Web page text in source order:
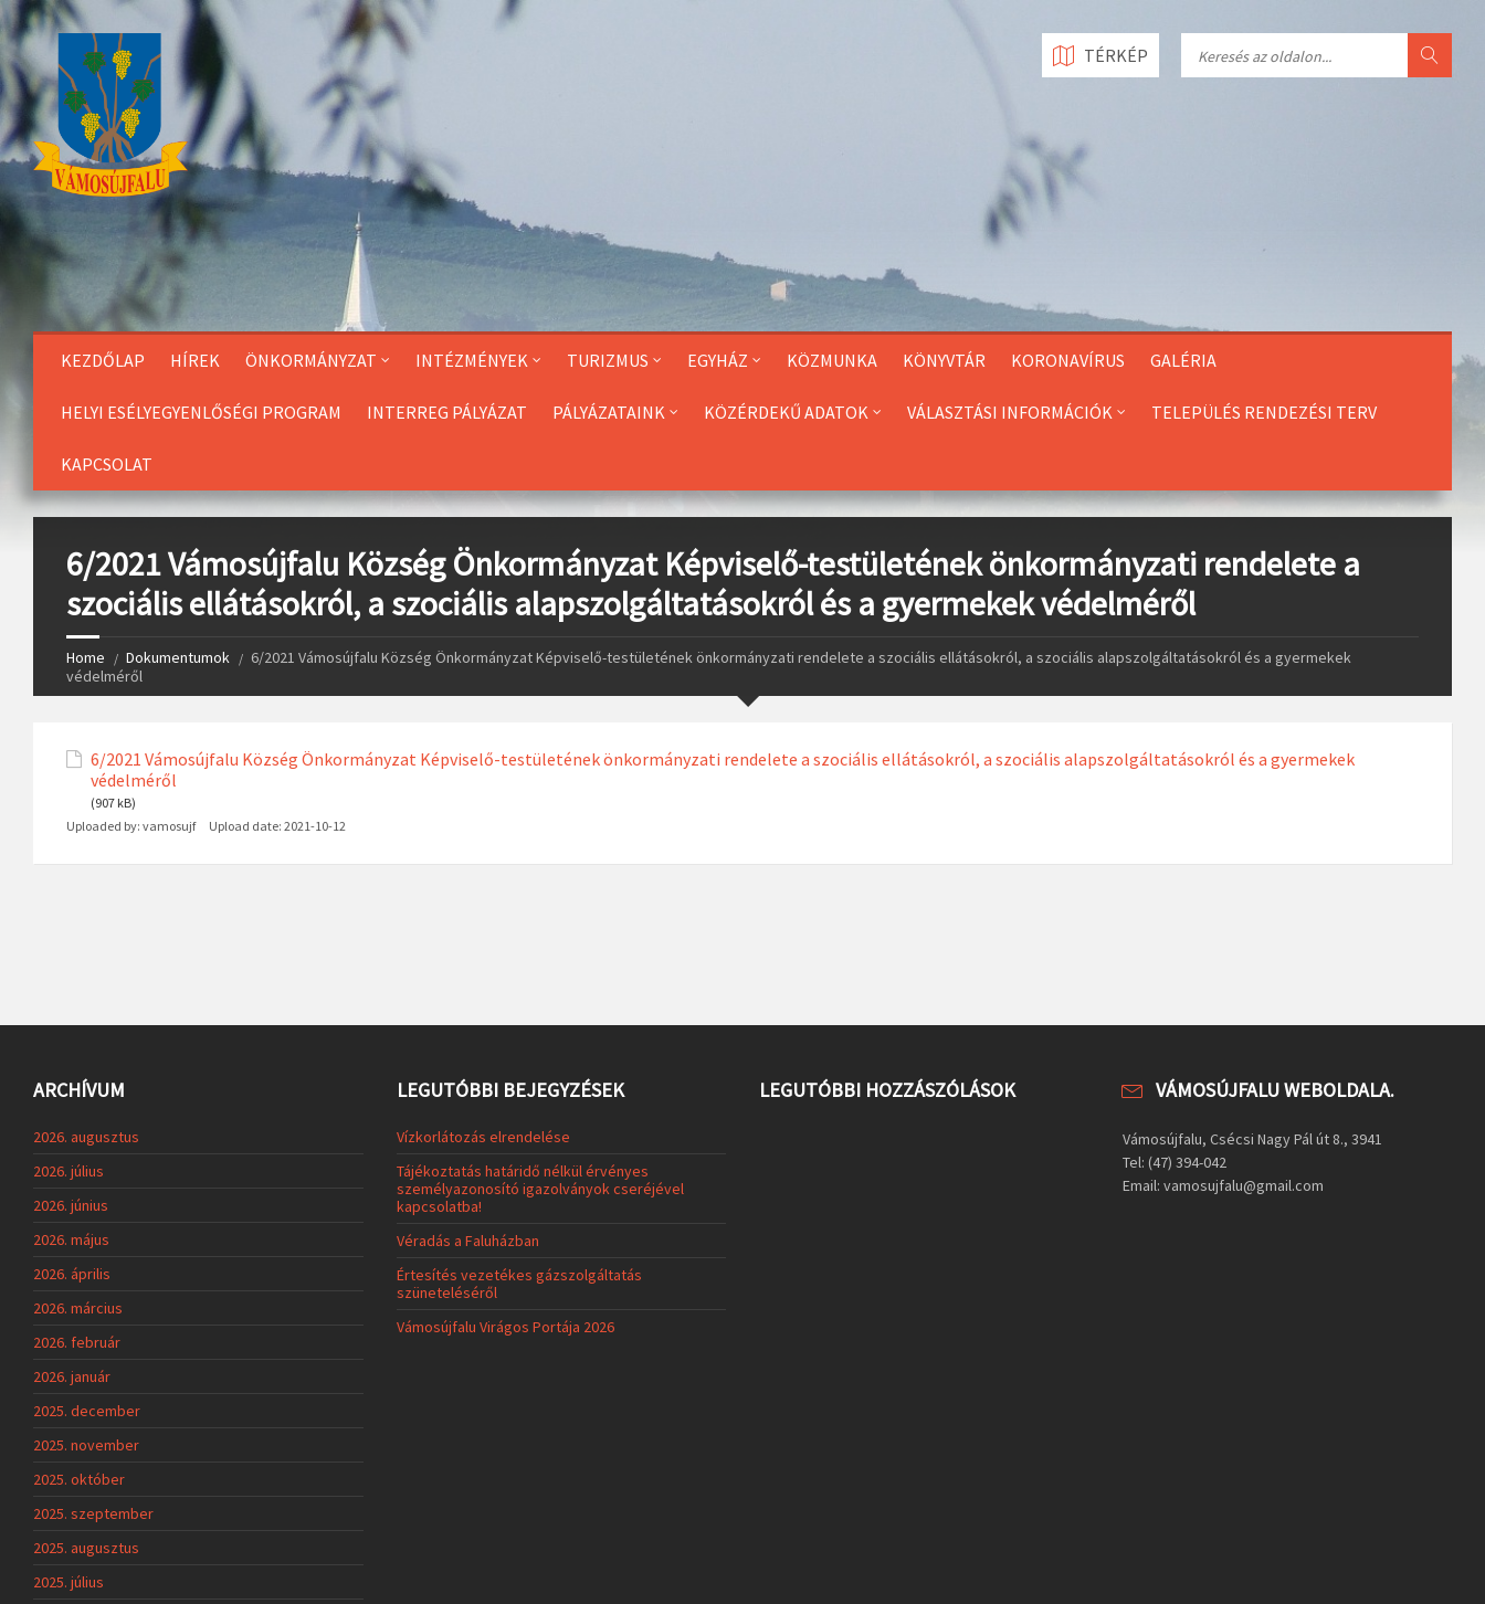
Skip
to
Content
KEZDŐLAP HÍREK ÖNKORMÁNYZAT INTÉZMÉNYEK TURIZMUS EGYHÁZ KÖZMUNKA KÖNYVTÁR KORONAVÍRUS GALÉRIA
HELYI ESÉLYEGYENLŐSÉGI PROGRAM INTERREG PÁLYÁZAT PÁLYÁZATAINK KÖZÉRDEKŰ ADATOK VÁLASZTÁSI INFORMÁCIÓK TELEPÜLÉS RENDEZÉSI TERV
KAPCSOLAT
TÉRKÉP
6/2021 Vámosújfalu Község Önkormányzat Képviselő-testületének önkormányzati rendelete a
szociális ellátásokról, a szociális alapszolgáltatásokról és a gyermekek védelméről
Home Dokumentumok
6/2021 Vámosújfalu Község Önkormányzat Képviselő-testületének önkormányzati rendelete a szociális ellátásokról, a szociális alapszolgáltatásokról és a gyermekek
védelméről
6/2021 Vámosújfalu Község Önkormányzat Képviselő-testületének önkormányzati rendelete a szociális ellátásokról, a szociális alapszolgáltatásokról és a gyermekek
védelméről
(907 kB)
Uploaded by: vamosujf Upload date: 2021-10-12
ARCHÍVUM
2026. augusztus
2026. július
2026. június
2026. május
2026. április
2026. március
2026. február
2026. január
2025. december
2025. november
2025. október
2025. szeptember
2025. augusztus
2025. július
LEGUTÓBBI BEJEGYZÉSEK
Vízkorlátozás elrendelése
Tájékoztatás határidő nélkül érvényes
személyazonosító igazolványok cseréjével
kapcsolatba!
Véradás a Faluházban
Értesítés vezetékes gázszolgáltatás
szüneteléséről
Vámosújfalu Virágos Portája 2026
LEGUTÓBBI HOZZÁSZÓLÁSOK VÁMOSÚJFALU WEBOLDALA.
Vámosújfalu, Csécsi Nagy Pál út 8., 3941
Tel: (47) 394-042
Email: vamosujfalu@gmail.com